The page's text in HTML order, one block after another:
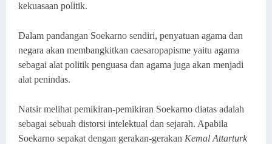
kekuasaan politik.
Dalam pandangan Soekarno sendiri, penyatuan agama dan
negara akan membangkitkan caesaropapisme yaitu agama
sebagai alat politik penguasa dan agama juga akan menjadi
alat penindas.
Natsir melihat pemikiran-pemikiran Soekarno diatas adalah
sebagai sebuah distorsi intelektual dan sejarah. Apabila
Soekarno sepakat dengan gerakan-gerakan Kemal Attarturk